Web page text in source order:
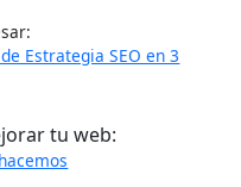
Estrategia SEO en 3
tu web: